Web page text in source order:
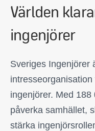
Världen
ingenjörer
Sveriges Ingenjörer
ingenjörer. Med
påverka samhället,
stärka